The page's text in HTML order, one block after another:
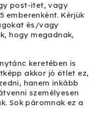
post-itet, vagy
emberenként. Kérjük
és/vagy
hogy megadnak,
keretében is
akkor jó ötlet ez,
hanem inkább
személyesen
Sok páromnak ez a